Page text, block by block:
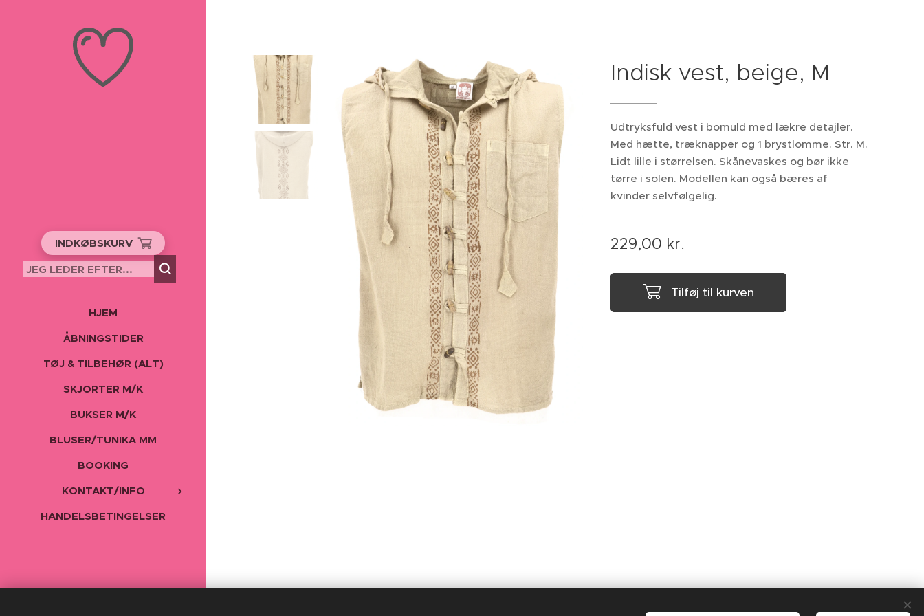
INDKØBSKURV
HJEM
ÅBNINGSTIDER
TØJ & TILBEHØR (ALT)
SKJORTER M/K
BUKSER M/K
BLUSER/TUNIKA MM
BOOKING
KONTAKT/INFO
HANDELSBETINGELSER
Indisk vest, beige, M
Udtryksfuld vest i bomuld med lækre detajler.
Med hætte, træknapper og 1 brystlomme. Str. M.
Lidt lille i størrelsen. Skånevaskes og bør ikke
tørre i solen. Modellen kan også bæres af
kvinder selvfølgelig.
229,00 kr.
Tilføj til kurven